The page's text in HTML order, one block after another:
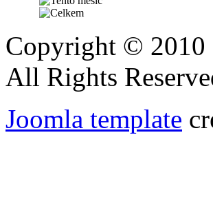
Copyright © 2010
All Rights
Joomla template